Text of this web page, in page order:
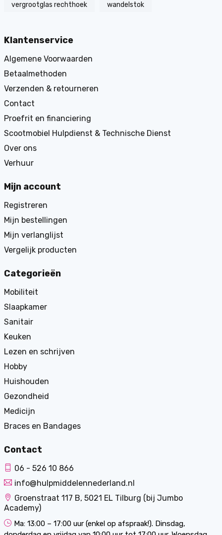
vergrootglas rechthoek wandelstok
Klantenservice
Algemene Voorwaarden
Betaalmethoden
Verzenden & retourneren
Contact
Proefrit en financiering
Scootmobiel Hulpdienst & Technische Dienst
Over ons
Verhuur
Mijn account
Registreren
Mijn bestellingen
Mijn verlanglijst
Vergelijk producten
Categorieën
Mobiliteit
Slaapkamer
Sanitair
Keuken
Lezen en schrijven
Hobby
Huishouden
Gezondheid
Medicijn
Braces en Bandages
Contact
06 - 526 10 866
info@hulpmiddelennederland.nl
Groenstraat 117 B, 5021 EL Tilburg (bij Jumbo
Academy)
Ma: 13:00 – 17:00 uur (enkel op afspraak!). Dinsdag,